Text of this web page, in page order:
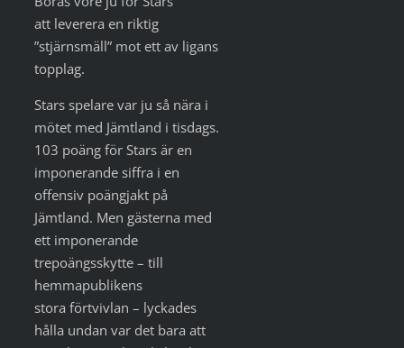
att leverera en riktig
”stjärnsmäll” mot ett av ligans
topplag.
Stars spelare var ju så nära i
mötet med Jämtland i tisdags.
103 poäng för Stars är en
imponerande siffra i en
offensiv poängjakt på
Jämtland. Men gästerna med
ett imponerande
trepoängsskytte – till
hemmapublikens
stora förtvivlan – lyckades
hålla undan var det bara att